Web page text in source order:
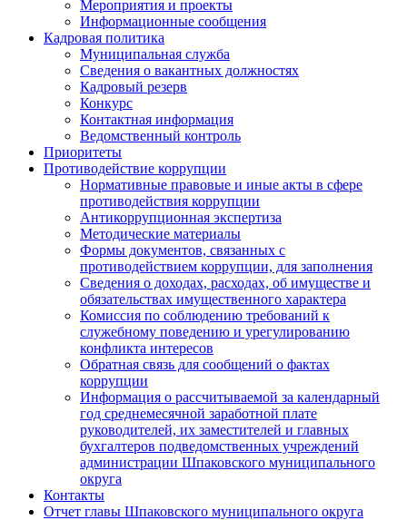
Мероприятия и проекты
Информационные сообщения
Кадровая политика
Муниципальная служба
Сведения о вакантных должностях
Кадровый резерв
Конкурс
Контактная информация
Ведомственный контроль
Приоритеты
Противодействие коррупции
Нормативные правовые и иные акты в сфере
противодействия коррупции
Антикоррупционная экспертиза
Методические материалы
Формы документов, связанных с
противодействием коррупции, для заполнения
Сведения о доходах, расходах, об имуществе и
обязательствах имущественного характера
Комиссия по соблюдению требований к
служебному поведению и урегулированию
конфликта интересов
Обратная связь для сообщений о фактах
коррупции
Информация о рассчитываемой за календарный
год среднемесячной заработной плате
руководителей, их заместителей и главных
бухгалтеров подведомственных учреждений
администрации Шпаковского муниципального
округа
Контакты
Отчет главы Шпаковского муниципального округа